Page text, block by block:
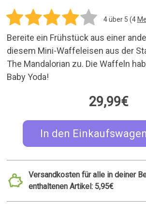
4über 5 (4
Bereite ein Frühstück aus einer
diesem Mini-Waffeleisen aus der
The Mandalorian zu. Die Waffeln
Baby Yoda!
29,99€
In den
Versandkosten für alle in deiner
enthaltenen Artikel: 5,95€